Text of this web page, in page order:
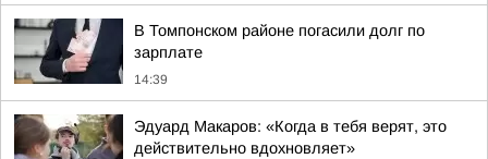
В Томпонском районе погасили долг по
зарплате
14:39
Эдуард Макаров: «Когда в тебя верят, это
действительно вдохновляет»